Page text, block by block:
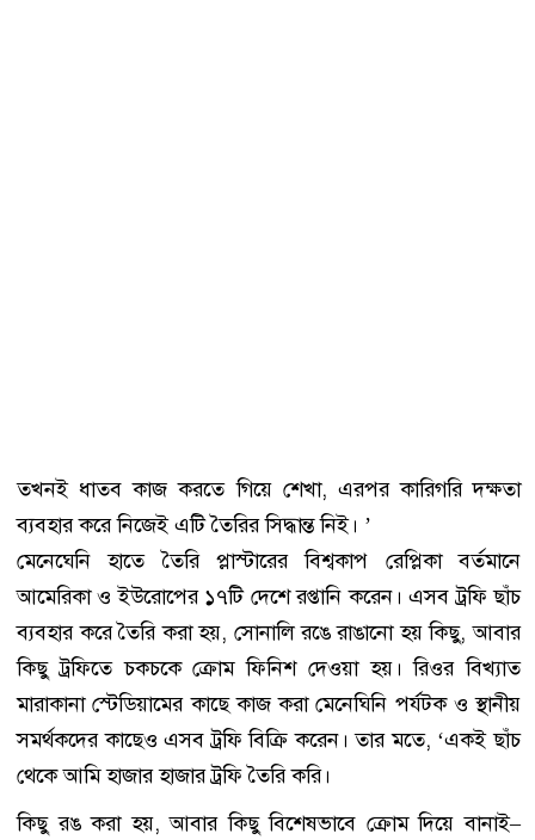
তখনই ধাতব কাজ করতে গিয়ে শেখা, এরপর কারিগরি দক্ষতা
ব্যবহার করে নিজেই এটি তৈরির সিদ্ধান্ত নিই। ’
মেনেঘেনি হাতে তৈরি প্লাস্টারের বিশ্বকাপ রেপ্লিকা বর্তমানে
আমেরিকা ও ইউরোপের ১৭টি দেশে রপ্তানি করেন। এসব ট্রফি ছাঁচ
ব্যবহার করে তৈরি করা হয়, সোনালি রঙে রাঙানো হয় কিছু, আবার
কিছু ট্রফিতে চকচকে ক্রোম ফিনিশ দেওয়া হয়। রিওর বিখ্যাত
মারাকানা স্টেডিয়ামের কাছে কাজ করা মেনেঘিনি পর্যটক ও স্থানীয়
সমর্থকদের কাছেও এসব ট্রফি বিক্রি করেন। তার মতে, ‘একই ছাঁচ
থেকে আমি হাজার হাজার ট্রফি তৈরি করি।
কিছু রঙ করা হয়, আবার কিছু বিশেষভাবে ক্রোম দিয়ে বানাই–